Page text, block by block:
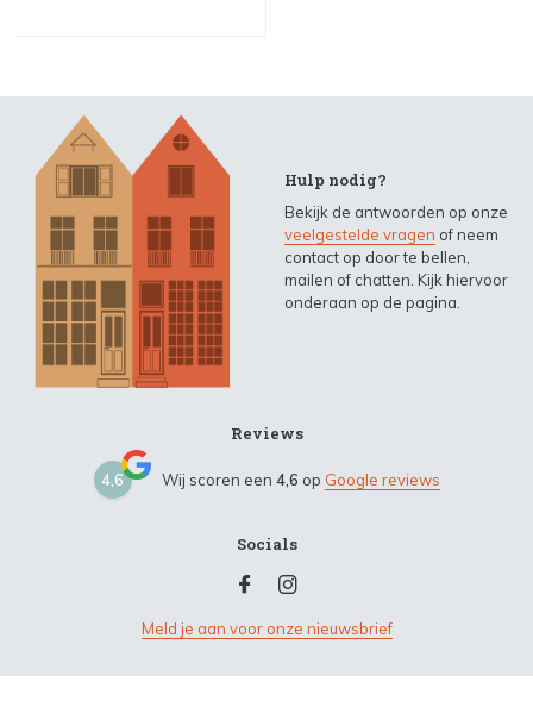
Hulp nodig?
Bekijk de antwoorden op onze
veelgestelde vragen of neem
contact op door te bellen,
mailen of chatten. Kijk hiervoor
onderaan op de pagina.
Reviews
4,6 Wij scoren een 4,6 op Google reviews
Socials
Meld je aan voor onze nieuwsbrief